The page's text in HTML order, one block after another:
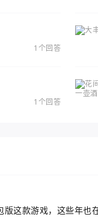
1个回答
1个回答
这款游戏，这些年